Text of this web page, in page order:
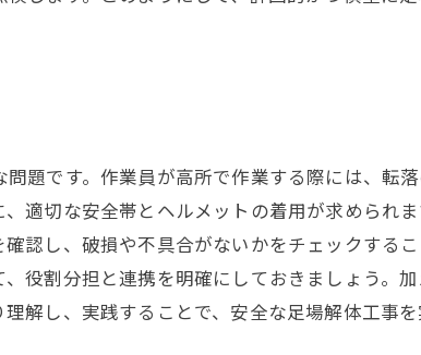
題です。作業員が高所で作業する際には、転
適切な安全帯とヘルメットの着用が求められ
認し、破損や不具合がないかをチェックする
役割分担と連携を明確にしておきましょう。
解し、実践することで、安全な足場解体工事